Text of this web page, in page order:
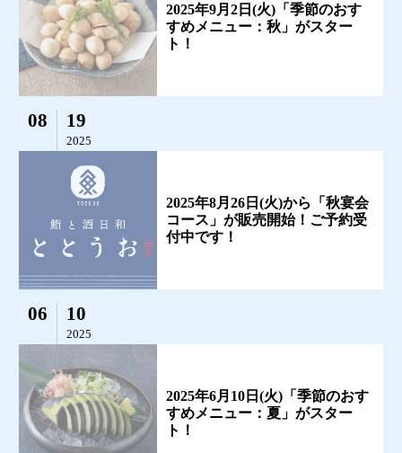
2025年9月2日(火)「季節のおす
すめメニュー：秋」がスター
ト！
08 19
2025
2025年8月26日(火)から「秋宴会
コース」が販売開始！ご予約受
付中です！
06 10
2025
2025年6月10日(火)「季節のおす
すめメニュー：夏」がスター
ト！